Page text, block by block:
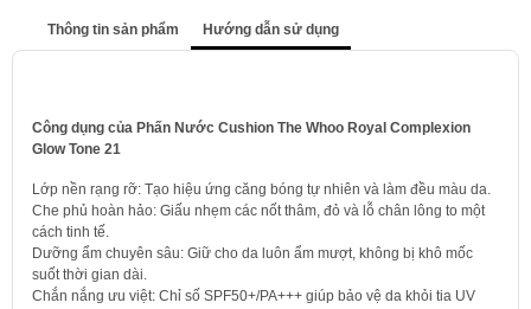
Thông tin sản phẩm Hướng dẫn sử dụng
Công dụng của Phấn Nước Cushion The Whoo Royal Complexion
Glow Tone 21
Lớp nền rạng rỡ: Tạo hiệu ứng căng bóng tự nhiên và làm đều màu da.
Che phủ hoàn hảo: Giấu nhẹm các nốt thâm, đỏ và lỗ chân lông to một
cách tinh tế.
Dưỡng ẩm chuyên sâu: Giữ cho da luôn ẩm mượt, không bị khô mốc
suốt thời gian dài.
Chắn nắng ưu việt: Chỉ số SPF50+/PA+++ giúp bảo vệ da khỏi tia UV